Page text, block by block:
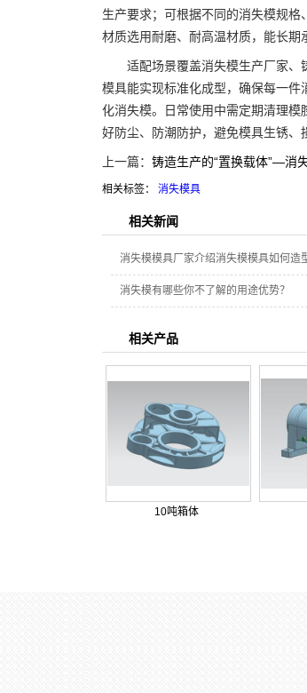
生产要求；可根据不同的消失模规
材质选用耐磨、耐高温材质，能长期
适配场景覆盖消失模生产厂家、铸
模具能实现标准化成型，确保每一
化消失模。日常使用中需定期清理
好防尘、防潮防护，避免模具生锈、
上一篇： 铸造生产的“置换载体”—消
相关标签： 消失模具
相关新闻
消失模模具厂家介绍消失模模具如何造
消失模有哪些你不了解的用途优势？
相关产品
10吨箱体